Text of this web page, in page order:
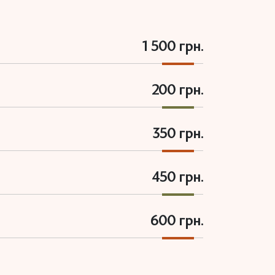
1 500 грн.
200 грн.
350 грн.
450 грн.
600 грн.